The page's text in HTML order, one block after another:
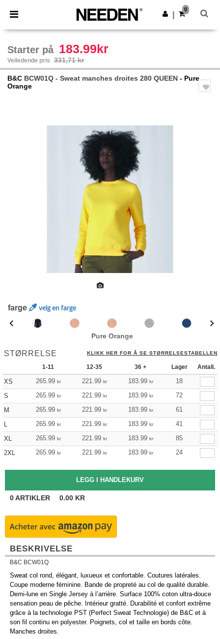
× Needen-app
Bedre priser i appen!
Last ned app
0
Starter på 183.99kr
Veiledende pris 331,71 kr
B&C BCW01Q - Sweat manches droites 280 QUEEN - Pure
Orange
farge velg en farge
Pure Orange
STØRRELSE KLIKK HER FOR Å SE STØRRELSESTABELLEN
1-11 12-35 36 + Lager Antall.
XS 265.99 kr 221.99 kr 183.99 kr
18
S
265.99 kr 221.99 kr 183.99 kr
72
M
265.99 kr 221.99 kr 183.99 kr
61
L
265.99 kr 221.99 kr 183.99 kr
41
XL
265.99 kr 221.99 kr 183.99 kr
85
2XL
265.99 kr 221.99 kr 183.99 kr 24
0ARTIKLER 0.00 KR
BESKRIVELSE
B&C BCW01Q
Sweat col rond, élégant, luxueux et confortable. Coutures latérales.
Coupe moderne féminine. Bande de propreté au col de qualité durable.
Demi-lune en Single Jersey à l’arrière. Surface 100% coton ultra-douce
sensation peau de pêche. Intérieur gratté. Durabilité et confort extrême
grâce à la technologie PST (Perfect Sweat Technologie) de B&C et à
son fil continu en polyester. Poignets, col et taille en bords côte.
Manches droites.